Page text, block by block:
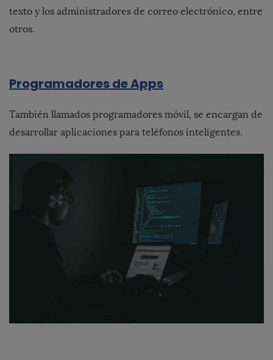
texto y los administradores de correo electrónico, entre
otros.
Programadores de Apps
También llamados programadores móvil, se encargan de
desarrollar aplicaciones para teléfonos inteligentes.